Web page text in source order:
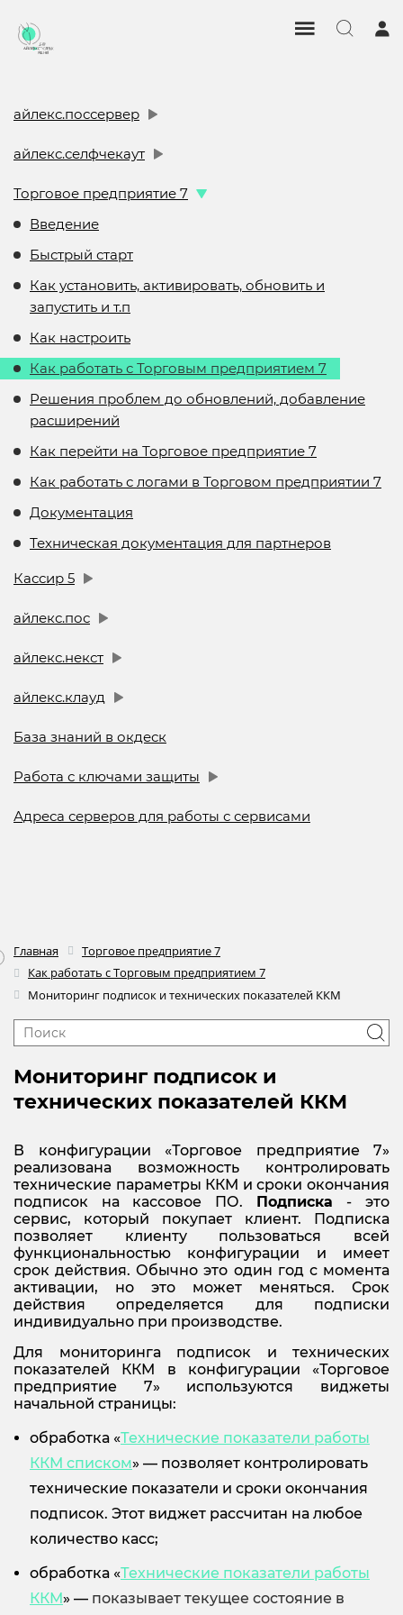
айлекс.поссервер
айлекс.селфчекаут
Торговое предприятие 7
Введение
Быстрый старт
Как установить, активировать, обновить и
запустить и т.п
Как настроить
Как работать с Торговым предприятием 7
Решения проблем до обновлений, добавление
расширений
Как перейти на Торговое предприятие 7
Как работать с логами в Торговом предприятии 7
Документация
Техническая документация для партнеров
Кассир 5
айлекс.пос
айлекс.некст
айлекс.клауд
База знаний в окдеск
Работа с ключами защиты
Адреса серверов для работы с сервисами
Главная
Торговое предприятие 7
Как работать с Торговым предприятием 7
Мониторинг подписок и технических показателей ККМ
Мониторинг подписок и
технических показателей ККМ
В конфигурации «Торговое предприятие 7»
реализована возможность контролировать
технические параметры ККМ и сроки окончания
подписок на кассовое ПО. Подписка - это
сервис, который покупает клиент. Подписка
позволяет клиенту пользоваться всей
функциональностью конфигурации и имеет
срок действия. Обычно это один год с момента
активации, но это может меняться. Срок
действия определяется для подписки
индивидуально при производстве.
Для мониторинга подписок и технических
показателей ККМ в конфигурации «Торговое
предприятие 7» используются виджеты
начальной страницы:
обработка «Технические показатели работы
ККМ списком» — позволяет контролировать
технические показатели и сроки окончания
подписок. Этот виджет рассчитан на любое
количество касс;
обработка «Технические показатели работы
ККМ» — показывает текущее состояние в